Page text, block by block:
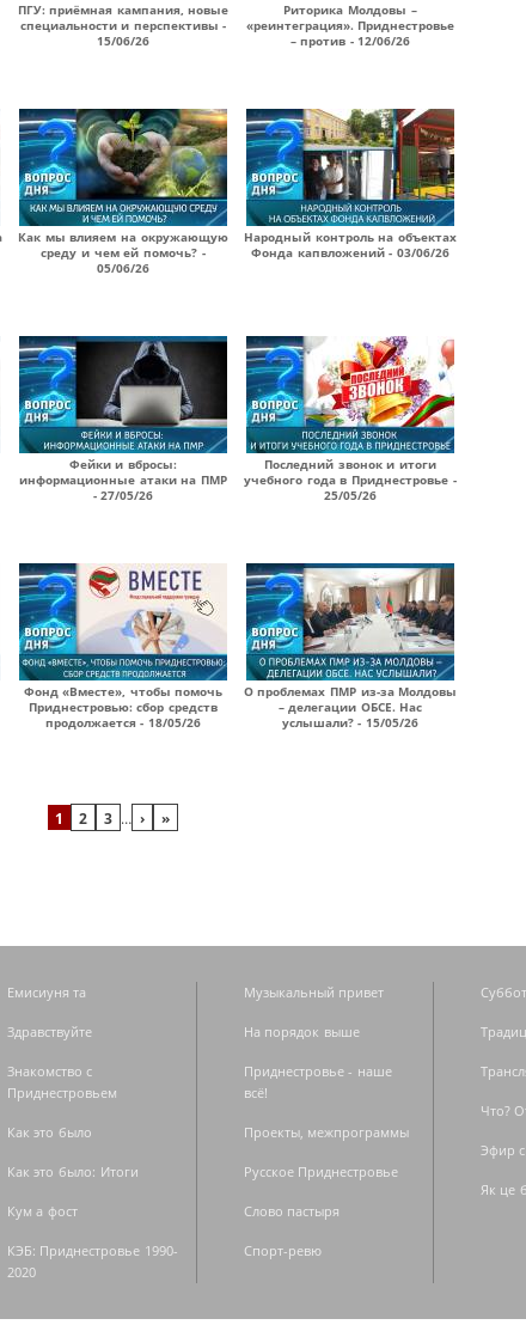
ПГУ: приёмная кампания, новые
специальности и перспективы -
15/06/26
Риторика Молдовы –
«реинтеграция». Приднестровье
– против - 12/06/26
Как мы влияем на окружающую
среду и чем ей помочь? -
05/06/26
Народный контроль на объектах
Фонда капвложений - 03/06/26
Фейки и вбросы:
информационные атаки на ПМР
- 27/05/26
Последний звонок и итоги
учебного года в Приднестровье -
25/05/26
Фонд «Вместе», чтобы помочь
Приднестровью: сбор средств
продолжается - 18/05/26
О проблемах ПМР из-за Молдовы
– делегации ОБСЕ. Нас
услышали? - 15/05/26
1 2 3 … › »
Емисиуня та
Здравствуйте
Знакомство с
Приднестровьем
Как это было
Как это было: Итоги
Кум а фост
КЭБ: Приднестровье 1990-
2020
Музыкальный привет
На порядок выше
Приднестровье - наше
всё!
Проекты, межпрограммы
Русское Приднестровье
Слово пастыря
Спорт-ревю
Что?
Эфир
Як це